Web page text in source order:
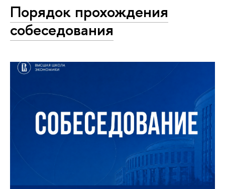
Порядок прохождения
собеседования